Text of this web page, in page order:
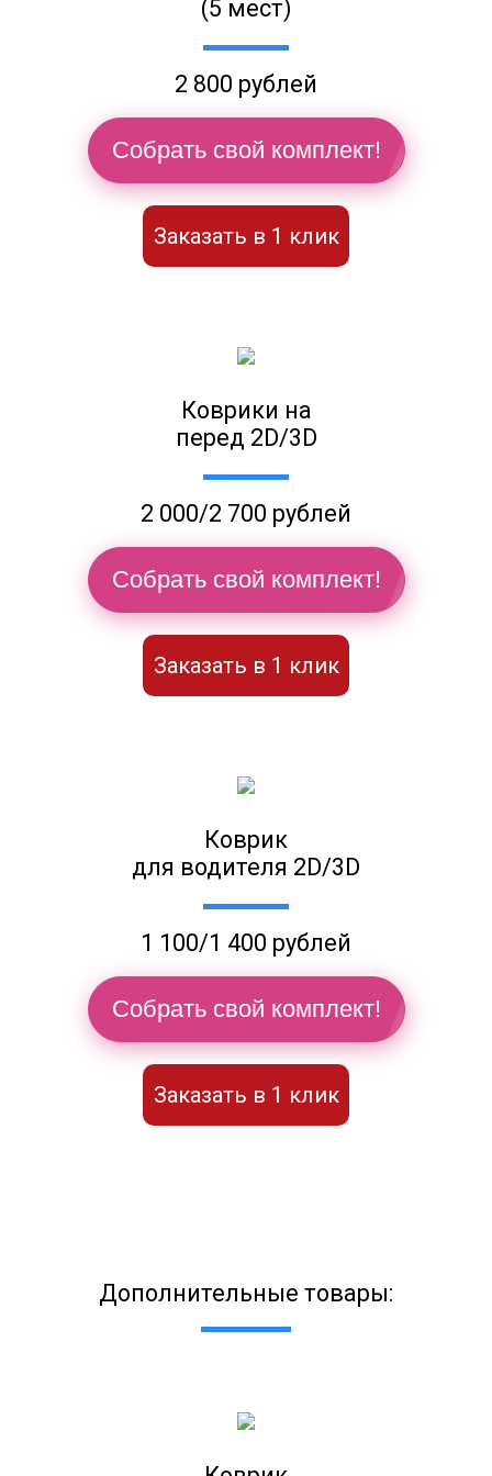
(5 мест)
2 800 рублей
Собрать свой комплект!
Заказать в 1 клик
Коврики на
перед 2D/3D
2 000/2 700 рублей
Собрать свой комплект!
Заказать в 1 клик
Коврик
для водителя 2D/3D
1 100/1 400 рублей
Собрать свой комплект!
Заказать в 1 клик
Дополнительные товары: